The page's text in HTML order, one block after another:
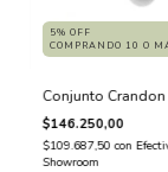
5% OFF
COMPRANDO 10 O
Conjunto Crandon
$146.250,00
$109.687,50con
Showroom